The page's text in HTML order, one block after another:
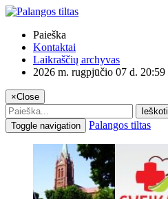
Paieška
Kontaktai
Laikraščių archyvas
2026 m. rugpjūčio 07 d. 20:59
×Close
Ieškoti
Toggle navigation
Palangos tiltas